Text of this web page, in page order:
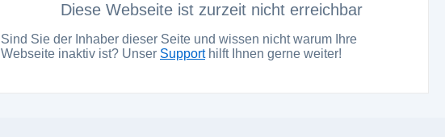
Diese Webseite ist zurzeit nicht erreichbar
Sind Sie der Inhaber dieser Seite und wissen nicht warum Ihre
Webseite inaktiv ist? Unser Supporthilft Ihnen gerne weiter!